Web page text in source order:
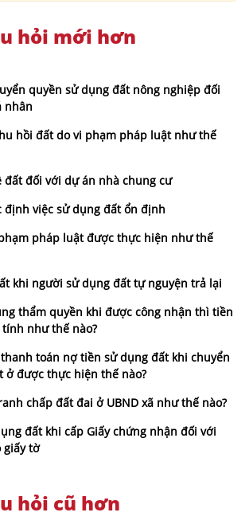
hỏi mới hơn
quyền sử dụng đất nông nghiệp đối
nhân
hồi đất do vi phạm pháp luật như thế
đất đối với dự án nhà chung cư
định việc sử dụng đất ổn định
pháp luật được thực hiện như thế
khi người sử dụng đất tự nguyện trả lại
thẩm quyền khi được công nhận thì tiền
như thế nào?
toán nợ tiền sử dụng đất khi chuyển
ở được thực hiện thế nào?
chấp đất đai ở UBND xã như thế nào?
đất khi cấp Giấy chứng nhận đối với
giấy tờ
hỏi cũ hơn